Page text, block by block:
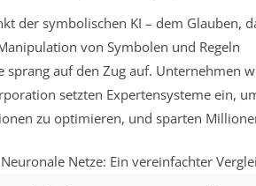
der symbolischen KI – dem Glauben,
von Symbolen und Regeln
sprang auf den Zug auf. Unternehmen
setzten Expertensysteme ein,
zu optimieren, und sparten
Netze: Ein vereinfachter